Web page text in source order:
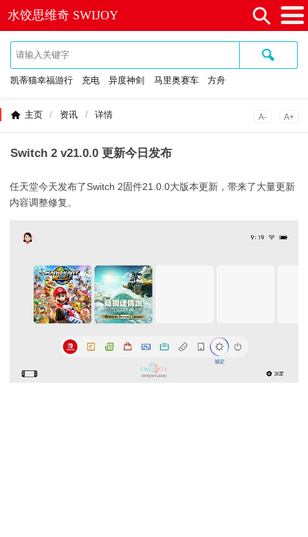
水饺思维奇 SWIJOY ⚲
≡
🔍
凯蒂猫幸福游行 充电 异度神剑 马里奥赛车 方舟
主页 / 资讯 / 详情 A- A+
Switch 2 v21.0.0 更新今日发布
任天堂今天发布了Switch 2固件21.0.0大版本更新，带来了大量更新
内容调整修复。